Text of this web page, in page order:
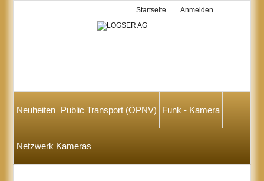
Startseite Anmelden
Neuheiten Public Transport (ÖPNV) Funk - Kamera
Netzwerk Kameras